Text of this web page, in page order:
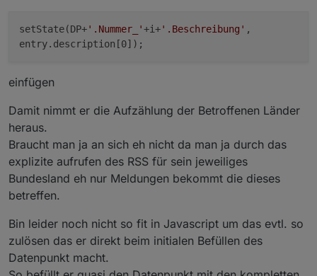
setState(DP+'.Nummer_'+i+'.Beschreibung' ,
entry.description[0]);
einfügen
Damit nimmt er die Aufzählung der Betroffenen Länder
heraus.
Braucht man ja an sich eh nicht da man ja durch das
explizite aufrufen des RSS für sein jeweiliges
Bundesland eh nur Meldungen bekommt die dieses
betreffen.
Bin leider noch nicht so fit in Javascript um das evtl. so
zulösen das er direkt beim initialen Befüllen des
Datenpunkt macht.